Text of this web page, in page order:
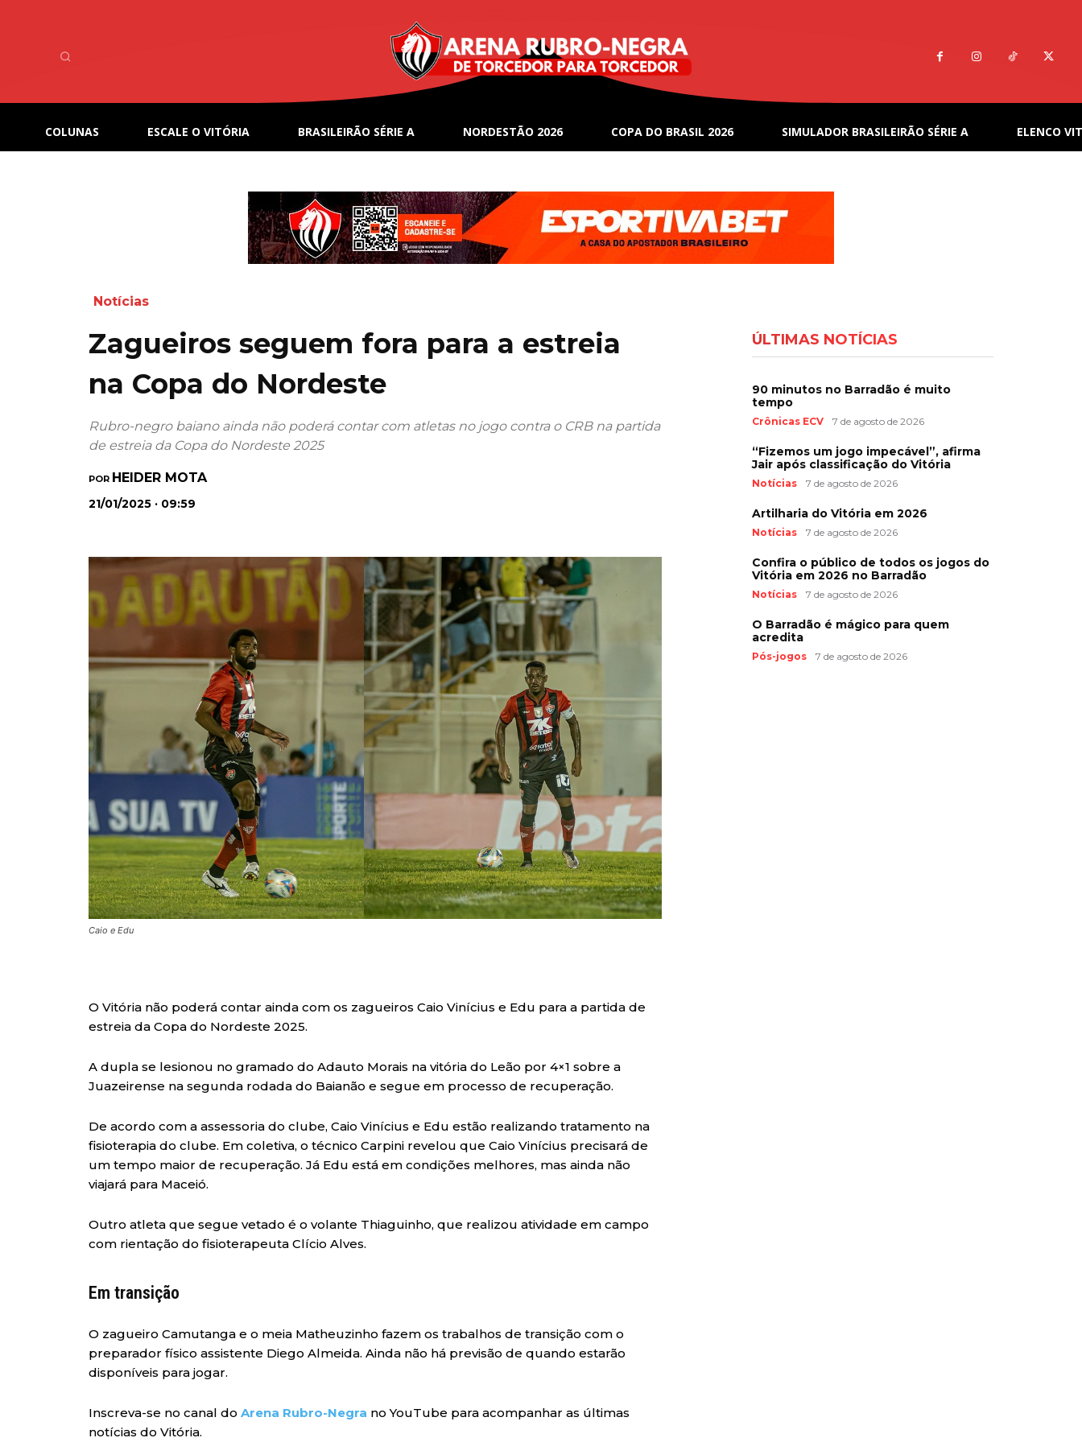
COLUNAS ESCALE O VITÓRIA BRASILEIRÃO SÉRIE A NORDESTÃO 2026 COPA DO BRASIL 2026 SIMULADOR BRASILEIRÃO SÉRIE A ELENCO
Notícias
Zagueiros seguem fora para a estreia
na Copa do Nordeste
Rubro-negro baiano ainda não poderá contar com atletas no jogo contra o CRB na partida
de estreia da Copa do Nordeste 2025
POR HEIDER MOTA
21/01/2025 · 09:59
Caio e Edu
O Vitória não poderá contar ainda com os zagueiros Caio Vinícius e Edu para a partida de
estreia da Copa do Nordeste 2025.
A dupla se lesionou no gramado do Adauto Morais na vitória do Leão por 4×1 sobre a
Juazeirense na segunda rodada do Baianão e segue em processo de recuperação.
De acordo com a assessoria do clube, Caio Vinícius e Edu estão realizando tratamento na
fisioterapia do clube. Em coletiva, o técnico Carpini revelou que Caio Vinícius precisará de
um tempo maior de recuperação. Já Edu está em condições melhores, mas ainda não
viajará para Maceió.
Outro atleta que segue vetado é o volante Thiaguinho, que realizou atividade em campo
com rientação do fisioterapeuta Clício Alves.
Em transição
O zagueiro Camutanga e o meia Matheuzinho fazem os trabalhos de transição com o
preparador físico assistente Diego Almeida. Ainda não há previsão de quando estarão
disponíveis para jogar.
Inscreva-se no canal do Arena Rubro-Negra no YouTube para acompanhar as últimas
notícias do Vitória.
ÚLTIMAS NOTÍCIAS
90 minutos no Barradão é muito
tempo
Crônicas ECV 7 de agosto de 2026
“Fizemos um jogo impecável”, afirma
Jair após classificação do Vitória
Notícias 7 de agosto de 2026
Artilharia do Vitória em 2026
Notícias 7 de agosto de 2026
Confira o público de todos os jogos do
Vitória em 2026 no Barradão
Notícias 7 de agosto de 2026
O Barradão é mágico para quem
acredita
Pós-jogos 7 de agosto de 2026